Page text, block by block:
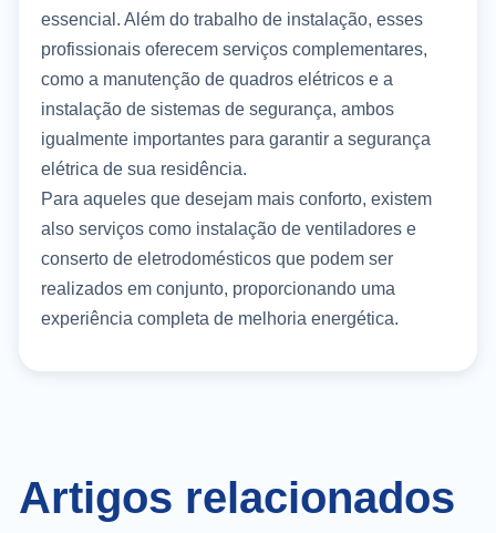
essencial. Além do trabalho de instalação, esses
profissionais oferecem serviços complementares,
como a manutenção de quadros elétricos e a
instalação de sistemas de segurança, ambos
igualmente importantes para garantir a segurança
elétrica de sua residência.
Para aqueles que desejam mais conforto, existem
also serviços como instalação de ventiladores e
conserto de eletrodomésticos que podem ser
realizados em conjunto, proporcionando uma
experiência completa de melhoria energética.
Artigos relacionados